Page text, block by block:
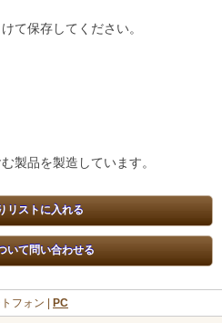
て保存してください。
製品を製造しています。
フォン | PC